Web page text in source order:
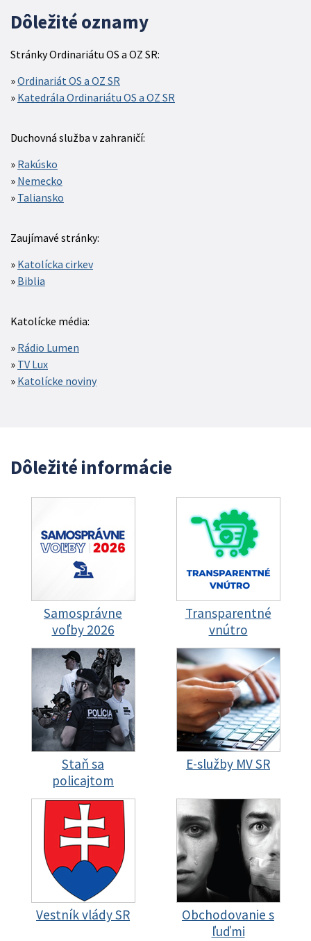
Dôležité oznamy
Stránky Ordinariátu OS a OZ SR:
Ordinariát OS a OZ SR
Katedrála Ordinariátu OS a OZ SR
Duchovná služba v zahraničí:
Rakúsko
Nemecko
Taliansko
Zaujímavé stránky:
Katolícka cirkev
Biblia
Katolícke média:
Rádio Lumen
TV Lux
Katolícke noviny
Dôležité informácie
Samosprávne
voľby 2026
Transparentné
vnútro
Staň sa
policajtom
E-služby MV SR
Vestník vlády SR
Obchodovanie s
ľuďmi